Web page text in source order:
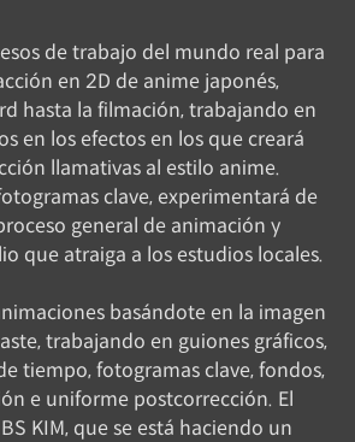
de trabajo del mundo real para
en 2D de anime japonés,
hasta la filmación, trabajando en
en los efectos en los que creará
llamativas al estilo anime.
clave, experimentará de
general de animación y
que atraiga a los estudios locales.
basándote en la imagen
trabajando en guiones gráficos,
tiempo, fotogramas clave, fondos,
e uniforme postcorrección. El
KIM, que se está haciendo un